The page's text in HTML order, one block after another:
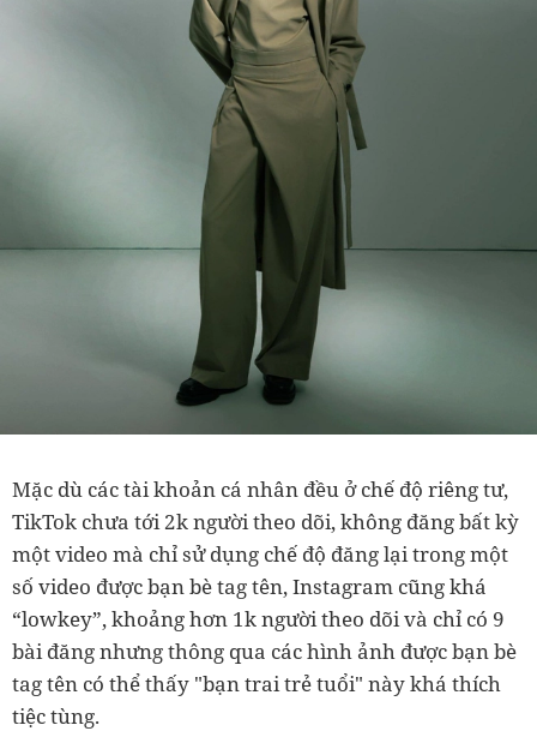
Mặc dù các tài khoản cá nhân đều ở chế độ riêng tư,
TikTok chưa tới 2k người theo dõi, không đăng bất kỳ
một video mà chỉ sử dụng chế độ đăng lại trong một
số video được bạn bè tag tên, Instagram cũng khá
“lowkey”, khoảng hơn 1k người theo dõi và chỉ có 9
bài đăng nhưng thông qua các hình ảnh được bạn bè
tag tên có thể thấy "bạn trai trẻ tuổi" này khá thích
tiệc tùng.